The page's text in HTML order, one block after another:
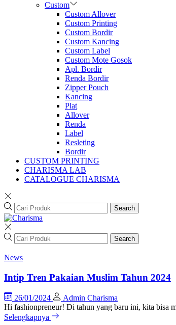
Custom
Custom Allover
Custom Printing
Custom Bordir
Custom Kancing
Custom Label
Custom Mote Gosok
Apl. Bordir
Renda Bordir
Zipper Pouch
Kancing
Plat
Allover
Renda
Label
Resleting
Bordir
CUSTOM PRINTING
CHARISMA LAB
CATALOGUE CHARISMA
Search
Search
News
Intip Tren Pakaian Muslim Tahun 2024
26/01/2024
Admin Charisma
Hi fashionpreneur! Di tahun yang baru ini, kita bisa
Selengkapnya